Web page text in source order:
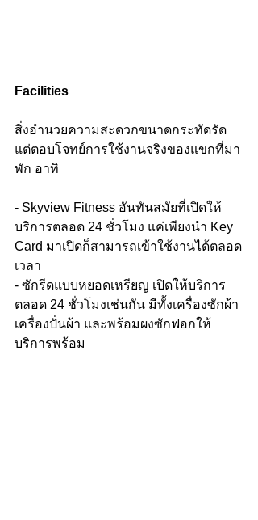
Facilities
สิ่งอำนวยความสะดวกขนาดกระทัดรัด
แต่ตอบโจทย์การใช้งานจริงของแขกที่มา
พัก อาทิ
- Skyview Fitness อันทันสมัยที่เปิดให้
บริการตลอด 24 ชั่วโมง แค่เพียงนำ Key
Card มาเปิดก็สามารถเข้าใช้งานได้ตลอด
เวลา
- ซักรีดแบบหยอดเหรียญ เปิดให้บริการ
ตลอด 24 ชั่วโมงเช่นกัน มีทั้งเครื่องซักผ้า
เครื่องปั่นผ้า และพร้อมผงซักฟอกให้
บริการพร้อม